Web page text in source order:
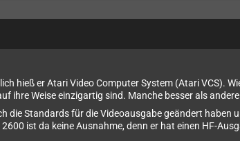
hieß er Atari Video Computer System (Atari VCS).
ihre Weise einzigartig sind. Manche besser als
die Standards für die Videoausgabe geändert
ist da keine Ausnahme, denn er hat einen HF-